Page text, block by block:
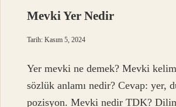
Mevki Yer Nedir
Tarih: Kasım 5, 2024
Yer mevki ne demek? Mevki
sözlük anlamı nedir? Cevap: yer,
pozisyon. Mevki nedir TDK?